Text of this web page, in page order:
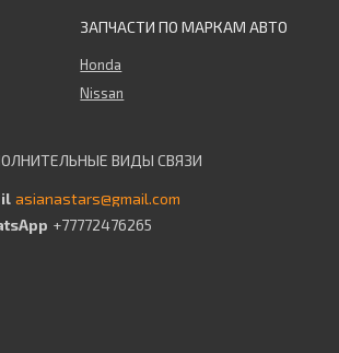
ЗАПЧАСТИ ПО МАРКАМ АВТО
Honda
Nissan
asianastars@gmail.com
+77772476265